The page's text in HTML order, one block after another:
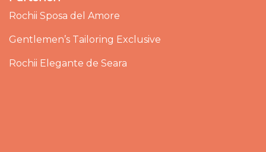
Rochii Sposa del Amore
Gentlemen’s Tailoring Exclusive
Rochii Elegante de Seara